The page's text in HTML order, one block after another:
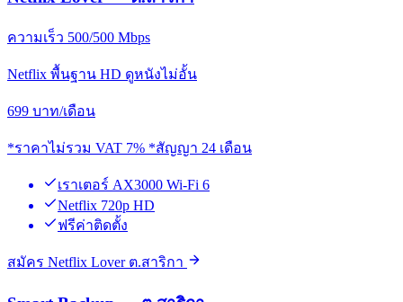
ความเร็ว 500/500 Mbps
Netflix พื้นฐาน HD ดูหนังไม่อั้น
699 บาท/เดือน
*ราคาไม่รวม VAT 7% *สัญญา 24 เดือน
เราเตอร์ AX3000 Wi-Fi 6
Netflix 720p HD
ฟรีค่าติดตั้ง
สมัคร Netflix Lover ต.สาริกา